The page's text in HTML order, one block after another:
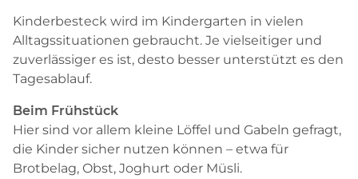
Kinderbesteck wird im Kindergarten in vielen
Alltagssituationen gebraucht. Je vielseitiger und
zuverlässiger es ist, desto besser unterstützt es den
Tagesablauf.
Beim Frühstück
Hier sind vor allem kleine Löffel und Gabeln gefragt,
die Kinder sicher nutzen können – etwa für
Brotbelag, Obst, Joghurt oder Müsli.